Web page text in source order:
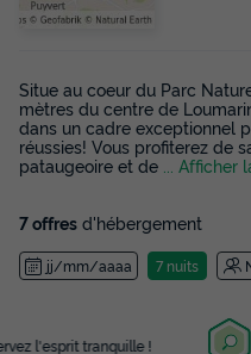
Situe au coeur du Parc
mètres du centre de
dans un cadre exceptionnel
réussies! Vous profiterez de
pataugeoire et de
... Afficher
7 offres d'hébergement
jj/mm/aaaa 7 nuits
Le plus grand choix
Avec plus de 3 000